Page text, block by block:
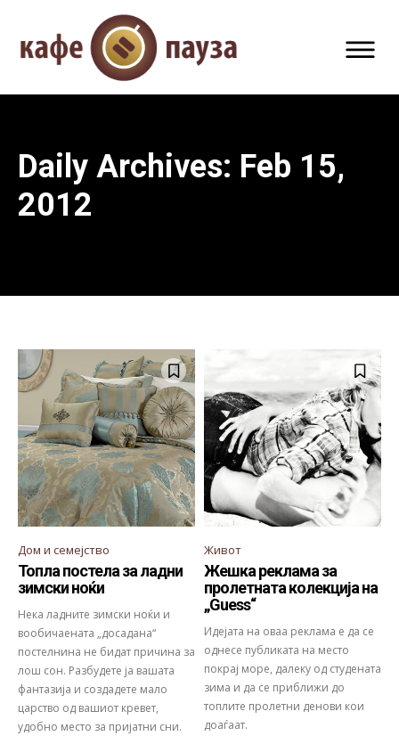
Daily Archives: Feb 15,
2012
Дом и семејство
Топла постела за ладни
зимски ноќи
Нека ладните зимски ноќи и
вообичаената „досадана“
постелнина не бидат причина за
лош сон. Разбудете ја вашата
фантазија и создадете мало
царство од вашиот кревет,
удобно место за пријатни сни.
Живот
Жешка реклама за
пролетната колекција на
„Guess“
Идејата на оваа реклама е да се
однесе публиката на место
покрај море, далеку од студената
зима и да се приближи до
топлите пролетни денови кои
доаѓаат.